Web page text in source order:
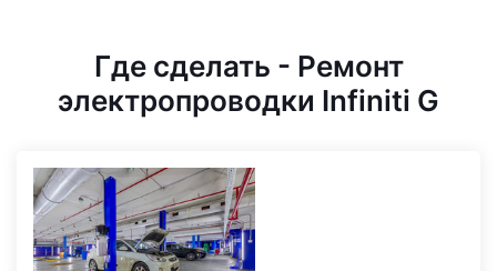
Где сделать - Ремонт
электропроводки Infiniti G